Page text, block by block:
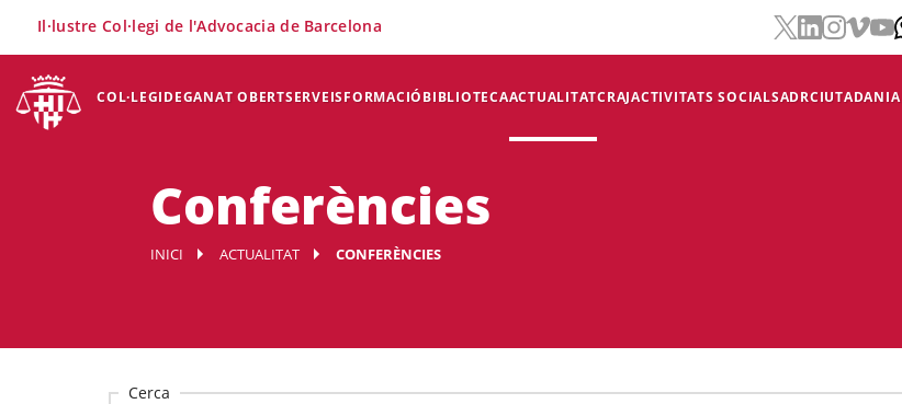
COL·LEGIDEGANAT OBERTSERVEISFORMACIÓBIBLIOTECAACTUALITATCRAJACTIVITATS SOCIALSADRCIUTADANIA
Il·lustre Col·legi de l'Advocacia de Barcelona
Conferències
INICI ACTUALITAT CONFERÈNCIES
Cerca